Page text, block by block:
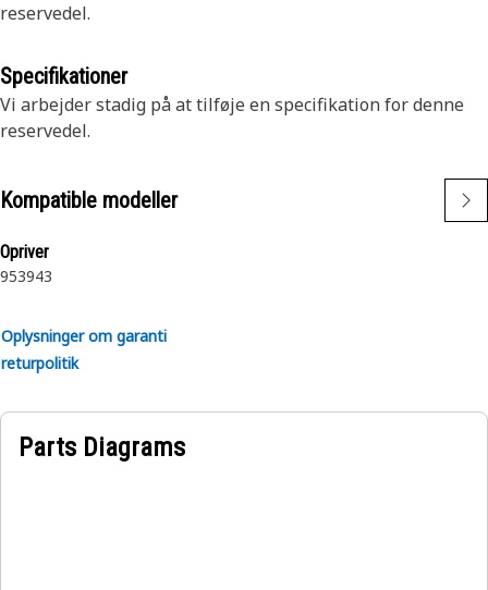
reservedel.
Specifikationer
Vi arbejder stadig på at tilføje en specifikation for denne
reservedel.
Kompatible modeller
Opriver
953943
Oplysninger om garanti
returpolitik
Parts Diagrams